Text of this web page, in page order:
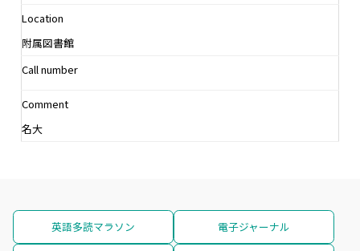
Location
附属図書館
Call number
Comment
名大
英語多読マラソン 電子ジャーナル